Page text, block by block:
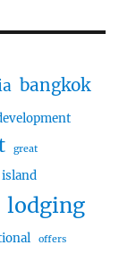
bangkok
great
island
lodging
offers